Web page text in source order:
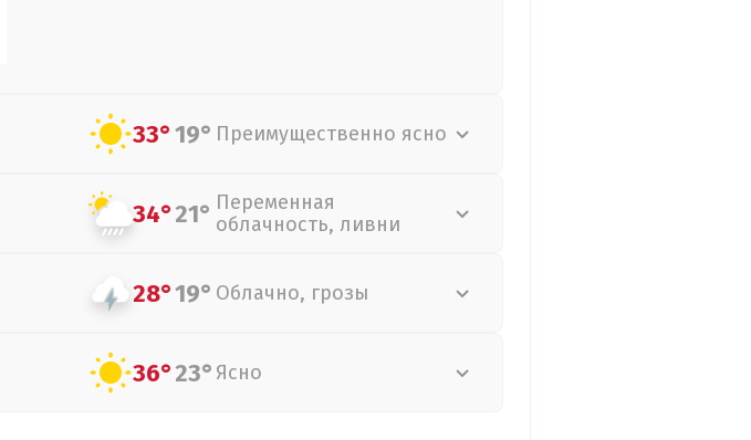
33°19° Преимущественно ясно
34°21° Переменная
облачность, ливни
28°19° Облачно, грозы
36°23° Ясно